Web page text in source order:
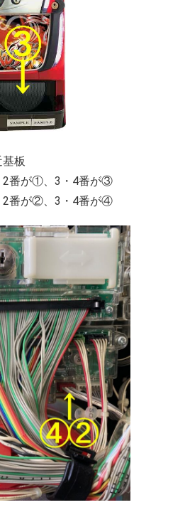
板
2番が①、3・4番が③
2番が②、3・4番が④